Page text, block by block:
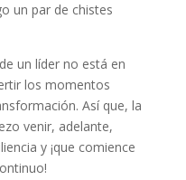
un par de chistes
un líder no está en
los momentos
Así que, la
venir, adelante,
y ¡que comience